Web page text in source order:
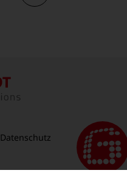
Datenschutz